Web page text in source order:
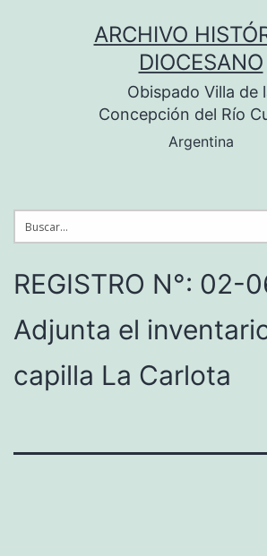
ARCHIVO
DIOCESANO
Obispado Villa de
Concepción del Río
Argentina
REGISTRO N°: 02-
Adjunta el
capilla La Carlota